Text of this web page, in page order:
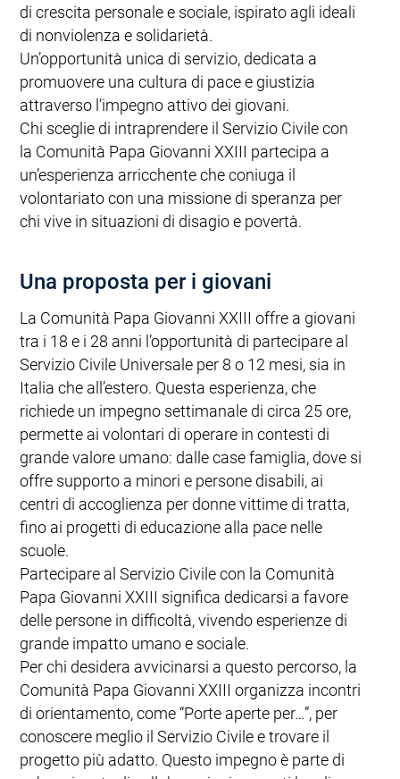
di crescita personale e sociale, ispirato agli ideali
di nonviolenza e solidarietà.
Un’opportunità unica di servizio, dedicata a
promuovere una cultura di pace e giustizia
attraverso l’impegno attivo dei giovani.
Chi sceglie di intraprendere il Servizio Civile con
la Comunità Papa Giovanni XXIII partecipa a
un’esperienza arricchente che coniuga il
volontariato con una missione di speranza per
chi vive in situazioni di disagio e povertà.
Una proposta per i giovani
La Comunità Papa Giovanni XXIII offre a giovani
tra i 18 e i 28 anni l’opportunità di partecipare al
Servizio Civile Universale per 8 o 12 mesi, sia in
Italia che all’estero. Questa esperienza, che
richiede un impegno settimanale di circa 25 ore,
permette ai volontari di operare in contesti di
grande valore umano: dalle case famiglia, dove si
offre supporto a minori e persone disabili, ai
centri di accoglienza per donne vittime di tratta,
fino ai progetti di educazione alla pace nelle
scuole.
Partecipare al Servizio Civile con la Comunità
Papa Giovanni XXIII significa dedicarsi a favore
delle persone in difficoltà, vivendo esperienze di
grande impatto umano e sociale.
Per chi desidera avvicinarsi a questo percorso, la
Comunità Papa Giovanni XXIII organizza incontri
di orientamento, come “Porte aperte per…”, per
conoscere meglio il Servizio Civile e trovare il
progetto più adatto. Questo impegno è parte di